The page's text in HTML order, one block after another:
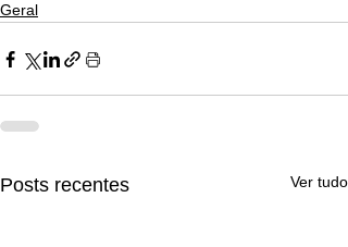
Geral
Posts recentes Ver tudo